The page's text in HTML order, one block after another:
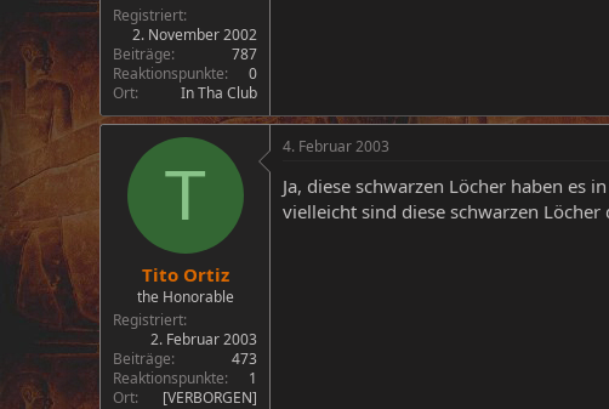
Registriert
2. November 2002
Beiträge
787
Reaktionspunkte
0
Ort
In Tha Club
T
Tito Ortiz
the Honorable
Registriert
2. Februar 2003
Beiträge
473
Reaktionspunkte
1
Ort
[VERBORGEN]
4. Februar 2003
Ja, diese schwarzen Löcher haben es
vielleicht sind diese schwarzen